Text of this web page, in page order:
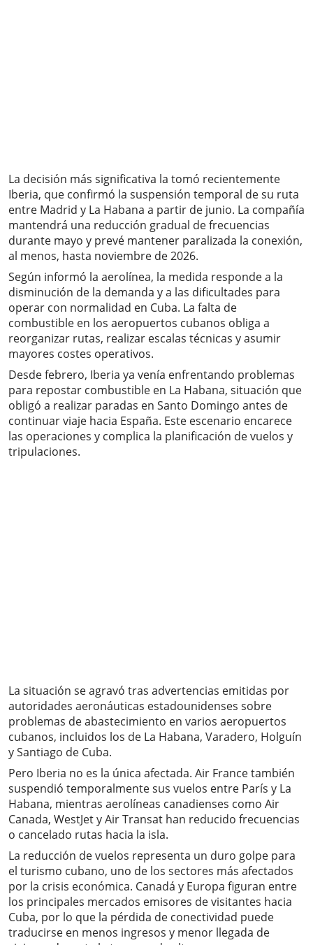
La decisión más significativa la tomó recientemente
Iberia, que confirmó la suspensión temporal de su ruta
entre Madrid y La Habana a partir de junio. La compañía
mantendrá una reducción gradual de frecuencias
durante mayo y prevé mantener paralizada la conexión,
al menos, hasta noviembre de 2026.
Según informó la aerolínea, la medida responde a la
disminución de la demanda y a las dificultades para
operar con normalidad en Cuba. La falta de
combustible en los aeropuertos cubanos obliga a
reorganizar rutas, realizar escalas técnicas y asumir
mayores costes operativos.
Desde febrero, Iberia ya venía enfrentando problemas
para repostar combustible en La Habana, situación que
obligó a realizar paradas en Santo Domingo antes de
continuar viaje hacia España. Este escenario encarece
las operaciones y complica la planificación de vuelos y
tripulaciones.
La situación se agravó tras advertencias emitidas por
autoridades aeronáuticas estadounidenses sobre
problemas de abastecimiento en varios aeropuertos
cubanos, incluidos los de La Habana, Varadero, Holguín
y Santiago de Cuba.
Pero Iberia no es la única afectada. Air France también
suspendió temporalmente sus vuelos entre París y La
Habana, mientras aerolíneas canadienses como Air
Canada, WestJet y Air Transat han reducido frecuencias
o cancelado rutas hacia la isla.
La reducción de vuelos representa un duro golpe para
el turismo cubano, uno de los sectores más afectados
por la crisis económica. Canadá y Europa figuran entre
los principales mercados emisores de visitantes hacia
Cuba, por lo que la pérdida de conectividad puede
traducirse en menos ingresos y menor llegada de